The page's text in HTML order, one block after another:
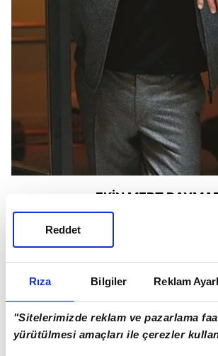
Rıza Bilgiler Reklam
"Sitelerimizde reklam ve pazarlama
yürütülmesi amaçları ile çerezler
Reddet
EKİN MERT